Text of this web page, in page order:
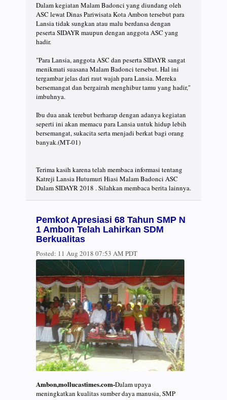
Dalam kegiatan Malam Badonci yang diundang oleh
ASC lewat Dinas Pariwisata Kota Ambon tersebut para
Lansia tidak sungkan atau malu berdansa dengan
peserta SIDAYR maupun dengan anggota ASC yang
hadir.
"Para Lansia, anggota ASC dan peserta SIDAYR sangat
menikmati suasana Malam Badonci tersebut. Hal ini
tergambar jelas dari raut wajah para Lansia. Mereka
bersemangat dan bergairah menghibur tamu yang hadir,"
imbuhnya.
Ibu dua anak terebut berharap dengan adanya kegiatan
seperti ini akan memacu para Lansia untuk hidup lebih
bersemangat, sukacita serta menjadi berkat bagi orang
banyak.(MT-01)
Terima kasih karena telah membaca informasi tentang
Katreji Lansia Hutumuri Hiasi Malam Badonci ASC
Dalam SIDAYR 2018 . Silahkan membaca berita lainnya.
Pemkot Apresiasi 68 Tahun SMP N
1 Ambon Telah Lahirkan SDM
Berkualitas
Posted: 11 Aug 2018 07:53 AM PDT
Ambon,mollucastimes.com-Dalam upaya
meningkatkan kualitas sumber daya manusia, SMP